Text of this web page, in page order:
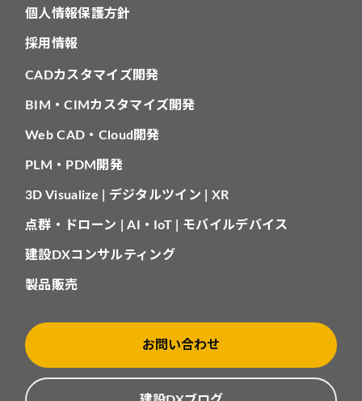
個人情報保護方針
採用情報
CADカスタマイズ開発
BIM・CIMカスタマイズ開発
Web CAD・Cloud開発
PLM・PDM開発
3D Visualize | デジタルツイン | XR
点群・ドローン | AI・IoT | モバイルデバイス
建設DXコンサルティング
製品販売
お問い合わせ